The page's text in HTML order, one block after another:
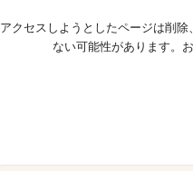
アクセスしようとしたページは削
ない可能性があります。